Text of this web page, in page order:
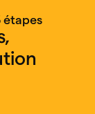
étapes